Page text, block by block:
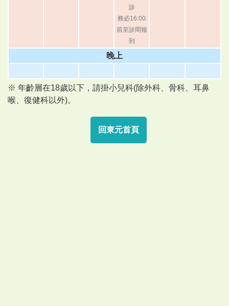
診
務必16:00
前至診間報
到
晚上
※ 年齡層在18歲以下，請掛小兒科(除外科、骨科、耳鼻
喉、復健科以外)。
回東元首頁